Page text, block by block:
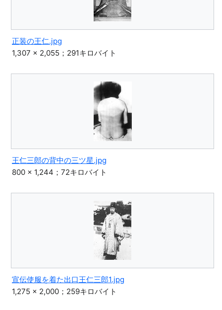
正装の王仁.jpg
1,307 × 2,055；291キロバイト
王仁三郎の背中の三ツ星.jpg
800 × 1,244；72キロバイト
宣伝使服を着た出口王仁三郎1.jpg
1,275 × 2,000；259キロバイト